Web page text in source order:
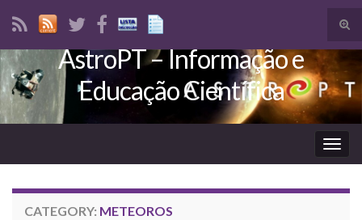
Search for:
AstroPT – Informação e
Educação Científica
CATEGORY: METEOROS